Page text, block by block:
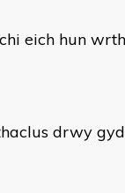
eich hun
drwy